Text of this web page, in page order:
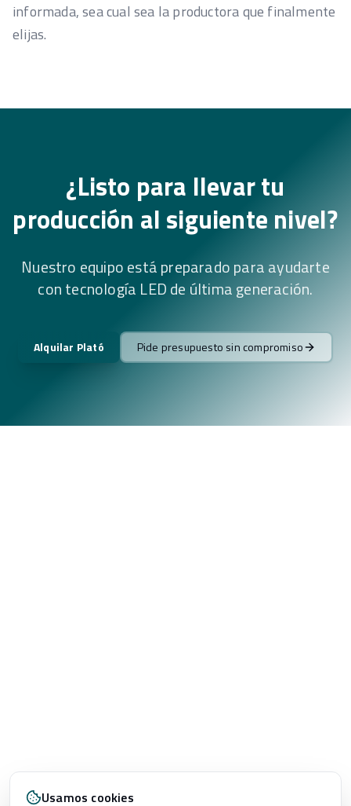
informada, sea cual sea la productora que finalmente
elijas.
¿Listo para llevar tu
producción al siguiente nivel?
Nuestro equipo está preparado para ayudarte
con tecnología LED de última generación.
Alquilar Plató Pide presupuesto sin compromiso
Usamos cookies